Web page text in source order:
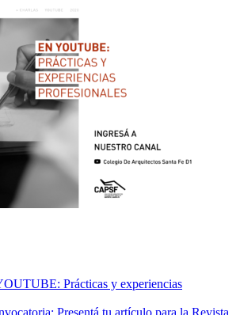
Prácticas y experiencias
Presentá tu artículo para la Revista